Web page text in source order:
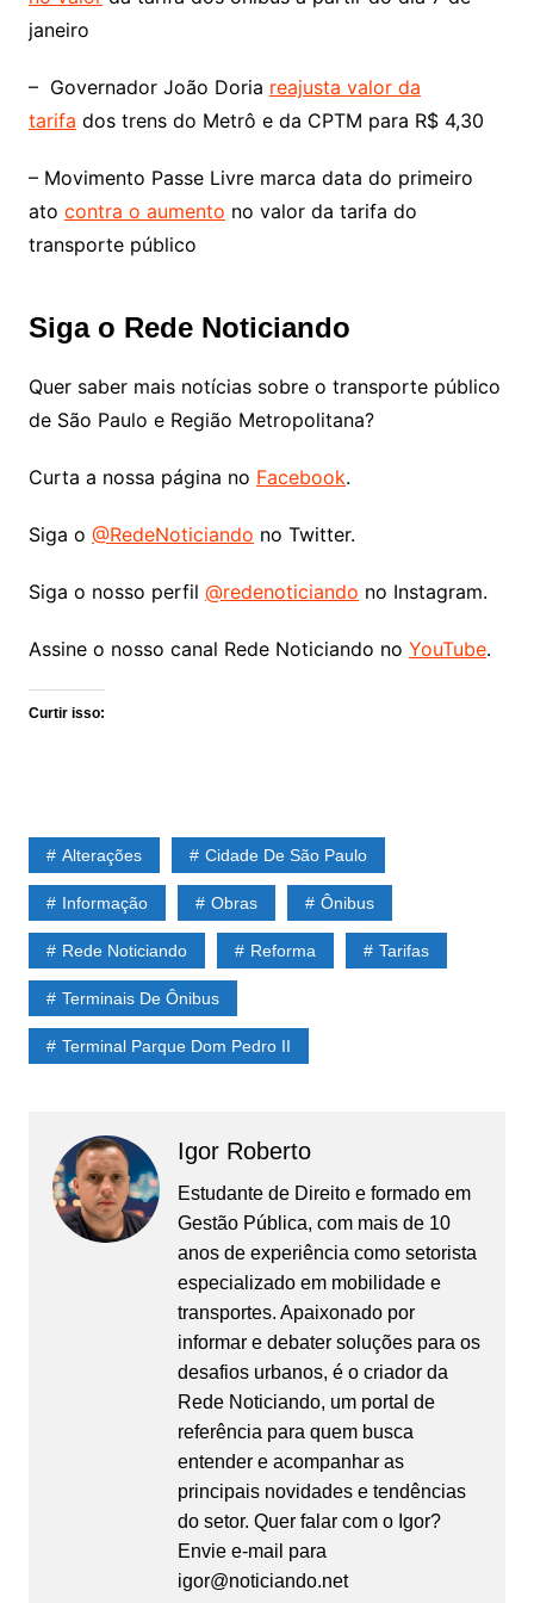
janeiro
– Governador João Doria reajusta valor da
tarifa dos trens do Metrô e da CPTM para R$ 4,30
– Movimento Passe Livre marca data do primeiro
ato contra o aumento no valor da tarifa do
transporte público
Siga o Rede Noticiando
Quer saber mais notícias sobre o transporte público
de São Paulo e Região Metropolitana?
Curta a nossa página no Facebook.
Siga o @RedeNoticiando no Twitter.
Siga o nosso perfil @redenoticiando no Instagram.
Assine o nosso canal Rede Noticiando no YouTube.
Curtir isso:
Alterações Cidade De São Paulo
Informação Obras Ônibus
Rede Noticiando Reforma Tarifas
Terminais De Ônibus
Terminal Parque Dom Pedro II
Igor Roberto
Estudante de Direito e formado em
Gestão Pública, com mais de 10
anos de experiência como setorista
especializado em mobilidade e
transportes. Apaixonado por
informar e debater soluções para os
desafios urbanos, é o criador da
Rede Noticiando, um portal de
referência para quem busca
entender e acompanhar as
principais novidades e tendências
do setor. Quer falar com o Igor?
Envie e-mail para
igor@noticiando.net